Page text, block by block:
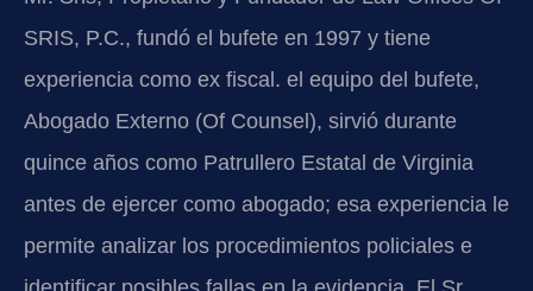
SRIS, P.C., fundó el bufete en 1997 y tiene
experiencia como ex fiscal. el equipo del bufete,
Abogado Externo (Of Counsel), sirvió durante
quince años como Patrullero Estatal de Virginia
antes de ejercer como abogado; esa experiencia le
permite analizar los procedimientos policiales e